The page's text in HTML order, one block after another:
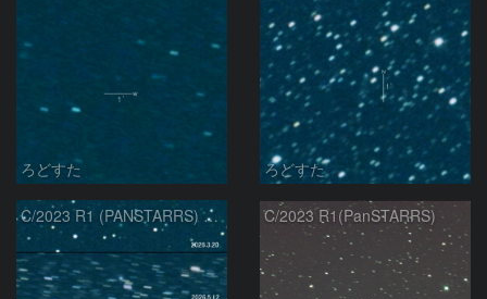
ろどすた ろどすた
C/2023 R1 (PANSTARRS) の変化 C/2023 R1(PanSTARRS)